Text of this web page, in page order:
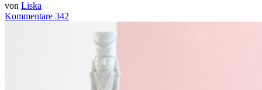
von Liska
Kommentare 342